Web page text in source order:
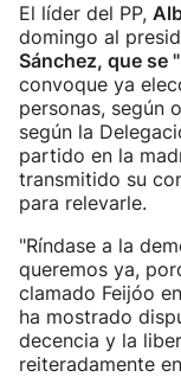
El líder del PP,
domingo al
Sánchez, que se
convoque ya
personas, según
según la
partido en la
transmitido su
para relevarle.
"Ríndase a la
queremos ya,
clamado Feijóo
ha mostrado
decencia y la
reiteradamente